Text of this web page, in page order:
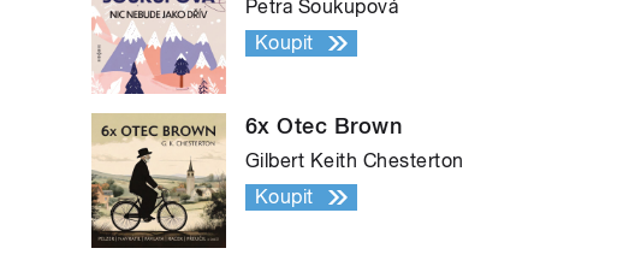
Petra Soukupová
Koupit
6x Otec Brown
Gilbert Keith Chesterton
Koupit